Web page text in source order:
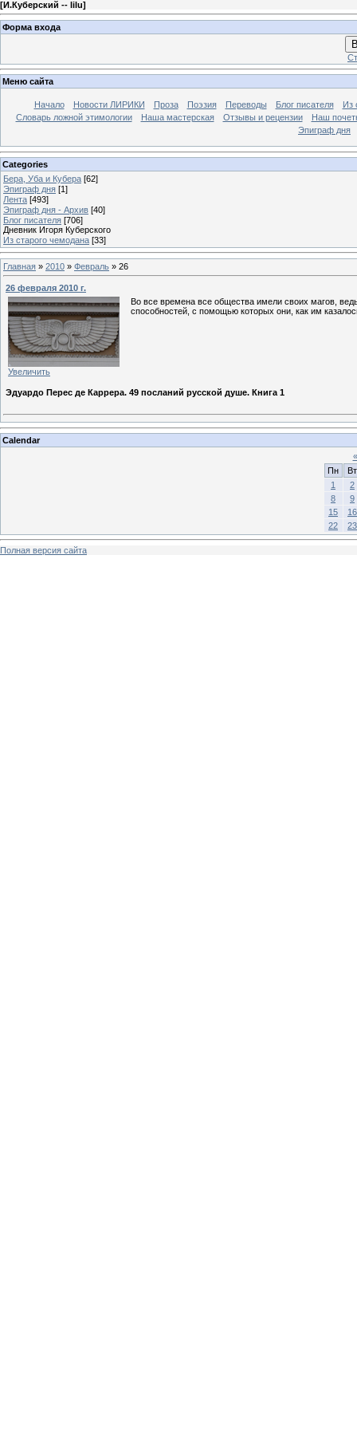
[И.Куберский -- lilu]
Форма входа
Меню сайта
Начало Новости ЛИРИКИ Проза Поэзия Переводы Блог писателя
Из
Словарь ложной этимологии
Наша мастерская Отзывы и рецензии
Наш
Эпиграф дня
Categories
Бера, Уба и Кубера [62]
Эпиграф дня [1]
Лента [493]
Эпиграф дня - Архив [40]
Блог писателя [706]
Дневник Игоря Куберского
Из старого чемодана [33]
Главная » 2010 » Февраль » 26
26 февраля 2010 г.
Увеличить
Во все времена все общества имели своих магов,
способностей, с помощью которых они, как им
Эдуардо Перес де Каррера. 49 посланий русской душе. Книга 1
Calendar
«
Пн
Вт
1
2
8
9
15
16
22
23
Полная версия сайта